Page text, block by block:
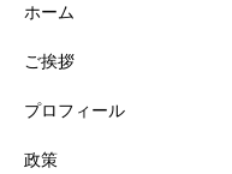
ホーム
ご挨拶
プロフィール
政策